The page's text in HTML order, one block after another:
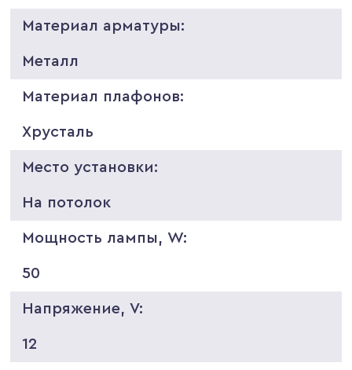
Материал арматуры:
Металл
Материал плафонов:
Хрусталь
Место установки:
На потолок
Мощность лампы, W:
50
Напряжение, V:
12